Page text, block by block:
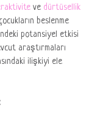
ve dürtüsellik
beslenme
potansiyel etkisi
araştırmaları
ilişkiyi ele